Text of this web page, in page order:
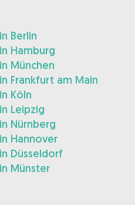
Berlin
Hamburg
München
Frankfurt am Main
Köln
Leipzig
Nürnberg
Hannover
Düsseldorf
Münster